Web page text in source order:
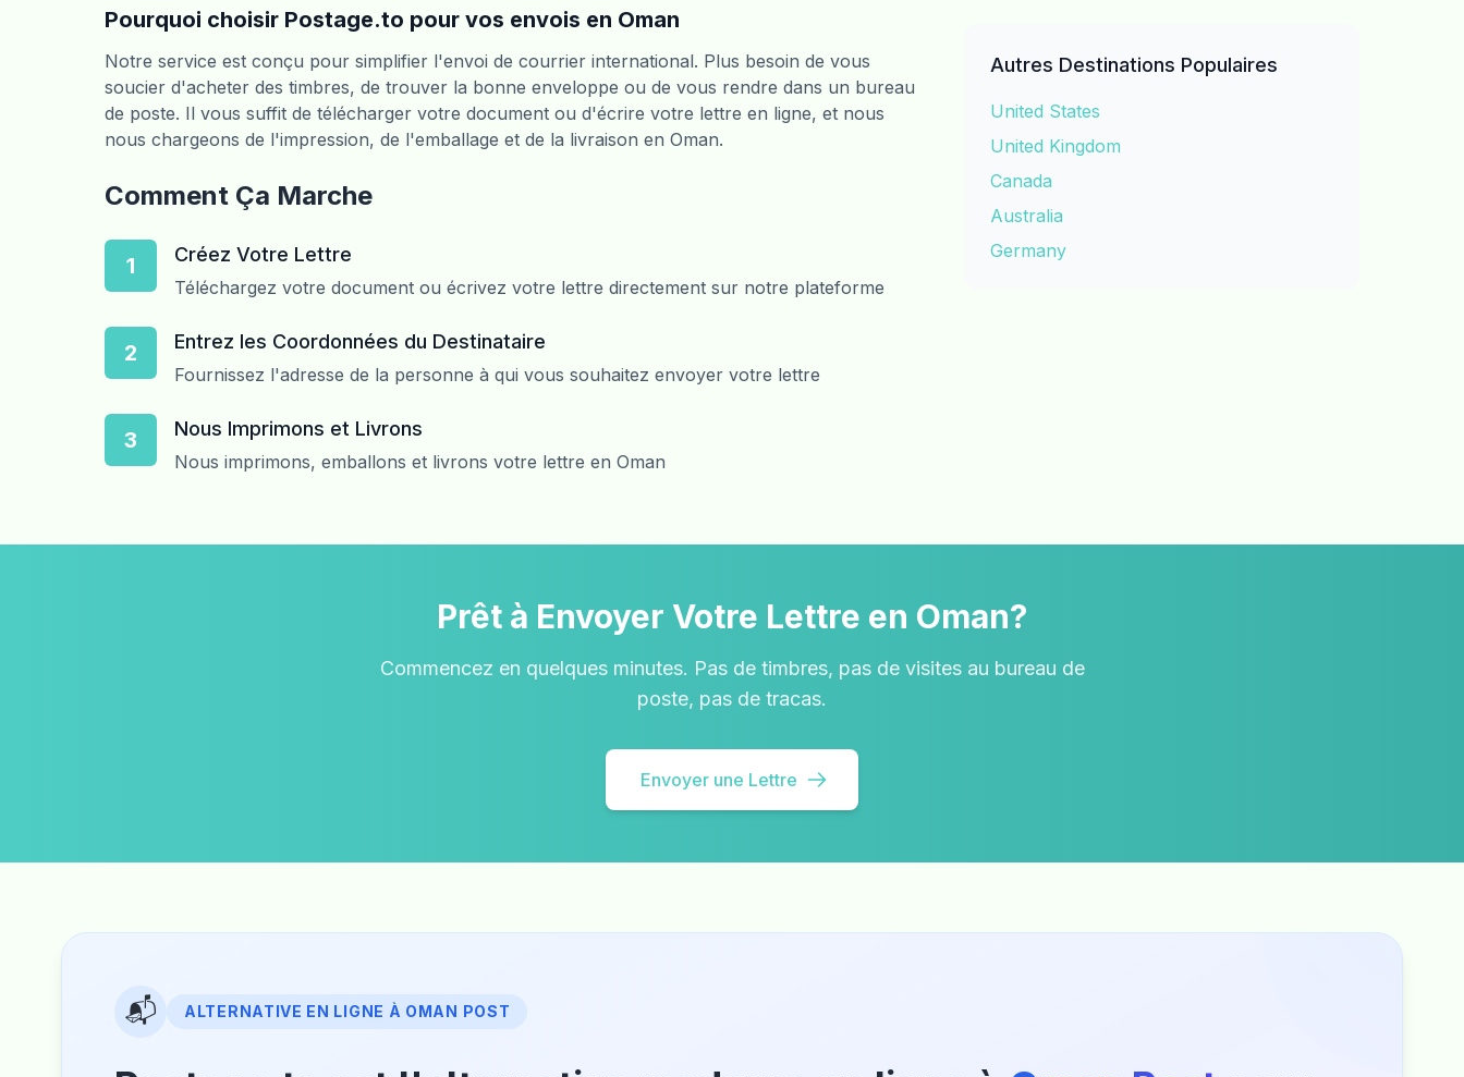
Pourquoi choisir Postage.to pour vos envois en Oman
Notre service est conçu pour simplifier l'envoi de courrier international. Plus besoin de vous
soucier d'acheter des timbres, de trouver la bonne enveloppe ou de vous rendre dans un bureau
de poste. Il vous suffit de télécharger votre document ou d'écrire votre lettre en ligne, et nous
nous chargeons de l'impression, de l'emballage et de la livraison en Oman.
Comment Ça Marche
1 Créez Votre Lettre
Téléchargez votre document ou écrivez votre lettre directement sur notre plateforme
2 Entrez les Coordonnées du Destinataire
Fournissez l'adresse de la personne à qui vous souhaitez envoyer votre lettre
3 Nous Imprimons et Livrons
Nous imprimons, emballons et livrons votre lettre en Oman
Autres Destinations Populaires
United States
United Kingdom
Canada
Australia
Germany
Prêt à Envoyer Votre Lettre en Oman?
Commencez en quelques minutes. Pas de timbres, pas de visites au bureau de
poste, pas de tracas.
Envoyer une Lettre
📬 ALTERNATIVE EN LIGNE À OMAN POST